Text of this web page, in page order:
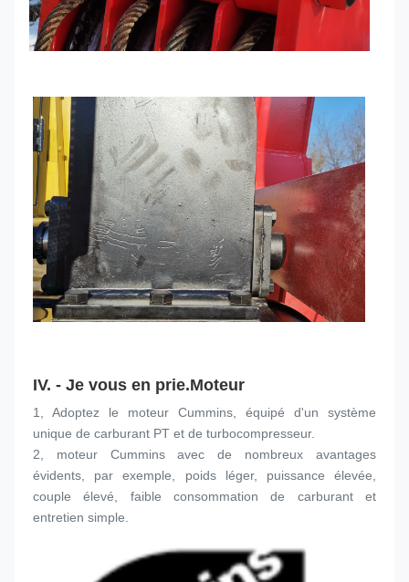
IV. - Je vous en prie.Moteur
1, Adoptez le moteur Cummins, équipé d'un système
unique de carburant PT et de turbocompresseur.
2, moteur Cummins avec de nombreux avantages
évidents, par exemple, poids léger, puissance élevée,
couple élevé, faible consommation de carburant et
entretien simple.